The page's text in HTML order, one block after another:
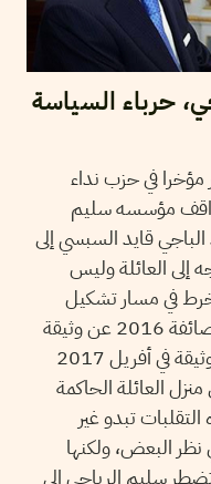
حرباء السياسة
مؤخرا في حزب نداء
مؤسسه سليم
-قبل صعود الباجي قايد السبسي إلى
إلى العائلة وليس
في مسار تشكيل
حكومة يوسف الشاهد التي انبثقت صائفة 2016 عن وثيقة
قرطاج، ثم عاد مجددا ليمزق هذه الوثيقة في أفريل 2017
العائلة الحاكمة
تبدو غير
البعض، ولكنها
سليم الرياحي إلى